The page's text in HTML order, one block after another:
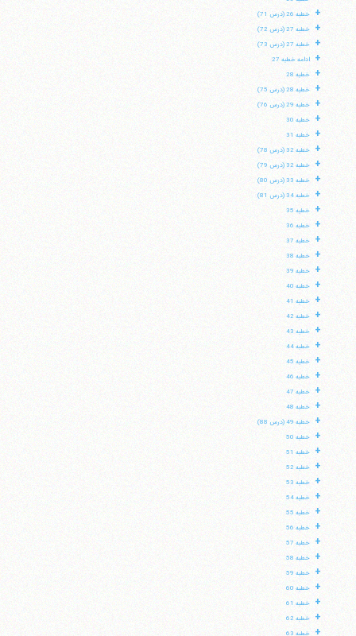
+ خطبه 26 (درس 71)
+ خطبه 27 (درس 72)
+ خطبه 27 (درس 73)
+ ادامه خطبه 27
+ خطبه 28
+ خطبه 28 (درس 75)
+ خطبه 29 (درس 76)
+ خطبه 30
+ خطبه 31
+ خطبه 32 (درس 78)
+ خطبه 32 (درس 79)
+ خطبه 33 (درس 80)
+ خطبه 34 (درس 81)
+ خطبه 35
+ خطبه 36
+ خطبه 37
+ خطبه 38
+ خطبه 39
+ خطبه 40
+ خطبه 41
+ خطبه 42
+ خطبه 43
+ خطبه 44
+ خطبه 45
+ خطبه 46
+ خطبه 47
+ خطبه 48
+ خطبه 49 (درس 88)
+ خطبه 50
+ خطبه 51
+ خطبه 52
+ خطبه 53
+ خطبه 54
+ خطبه 55
+ خطبه 56
+ خطبه 57
+ خطبه 58
+ خطبه 59
+ خطبه 60
+ خطبه 61
+ خطبه 62
+ خطبه 63